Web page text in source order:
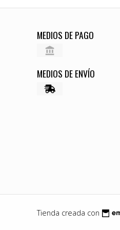
MEDIOS DE PAGO
MEDIOS DE ENVÍO
Tienda creada con